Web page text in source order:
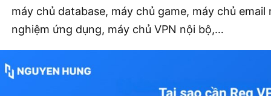
máy chủ database, máy chủ game, máy chủ
nghiệm ứng dụng, máy chủ VPN nội bộ,…